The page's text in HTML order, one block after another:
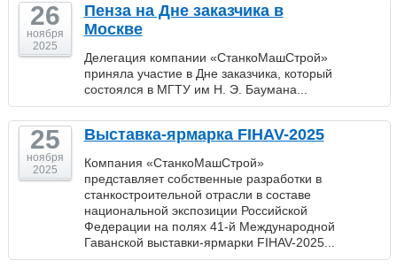
26
ноября
2025
Пенза на Дне заказчика в
Москве
Делегация компании «СтанкоМашСтрой»
приняла участие в Дне заказчика, который
состоялся в МГТУ им Н. Э. Баумана...
25
ноября
2025
Выставка-ярмарка FIHAV-2025
Компания «СтанкоМашСтрой»
представляет собственные разработки в
станкостроительной отрасли в составе
национальной экспозиции Российской
Федерации на полях 41-й Международной
Гаванской выставки-ярмарки FIHAV-2025...